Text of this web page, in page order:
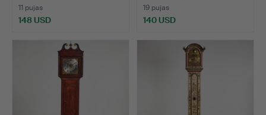
11 pujas
148 USD
seleccionado
19 pujas
140 USD